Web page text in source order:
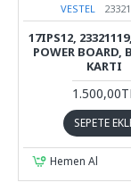
VESTEL
17IPS12,
POWER BOARD,
KARTI
SEPETE
Hemen Al